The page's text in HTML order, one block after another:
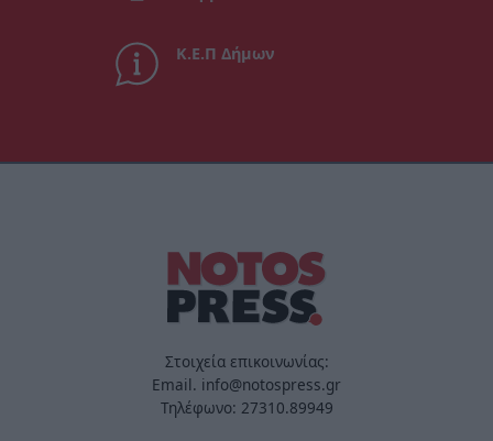
Κ.Ε.Π Δήμων
Στοιχεία επικοινωνίας:
Email. info@notospress.gr
Τηλέφωνο: 27310.89949